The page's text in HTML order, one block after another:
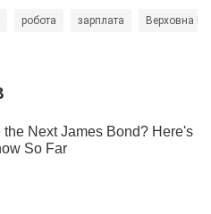
робота зарплата Верховна